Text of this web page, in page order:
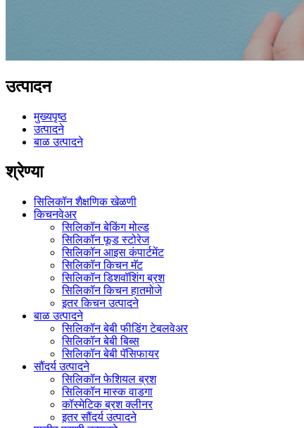
उत्पादन
मुख्यपृष्ठ
उत्पादने
बाळ उत्पादने
श्रेण्या
सिलिकॉन शैक्षणिक खेळणी
किचनवेअर
सिलिकॉन बेकिंग मोल्ड
सिलिकॉन फूड स्टोरेज
सिलिकॉन आइस कंपार्टमेंट
सिलिकॉन किचन मॅट
सिलिकॉन डिशवॉशिंग ब्रश
सिलिकॉन किचन हातमोजे
इतर किचन उत्पादने
बाळ उत्पादने
सिलिकॉन बेबी फीडिंग टेबलवेअर
सिलिकॉन बेबी बिब्स
सिलिकॉन बेबी पॅसिफायर
सौंदर्य उत्पादने
सिलिकॉन फेशियल ब्रश
सिलिकॉन मास्क वाडगा
कॉस्मेटिक ब्रश क्लीनर
इतर सौंदर्य उत्पादने